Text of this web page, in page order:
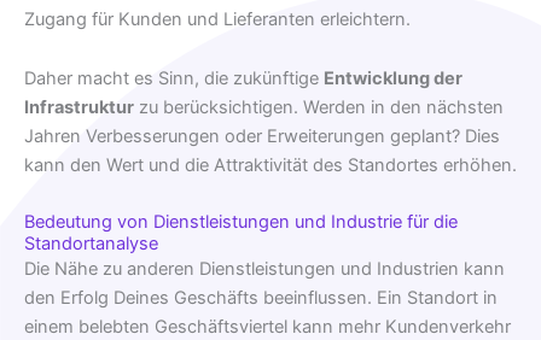
Zugang für Kunden und Lieferanten erleichtern.
Daher macht es Sinn, die zukünftige Entwicklung der
Infrastruktur zu berücksichtigen. Werden in den nächsten
Jahren Verbesserungen oder Erweiterungen geplant? Dies
kann den Wert und die Attraktivität des Standortes erhöhen.
Bedeutung von Dienstleistungen und Industrie für die
Standortanalyse
Die Nähe zu anderen Dienstleistungen und Industrien kann
den Erfolg Deines Geschäfts beeinflussen. Ein Standort in
einem belebten Geschäftsviertel kann mehr Kundenverkehr